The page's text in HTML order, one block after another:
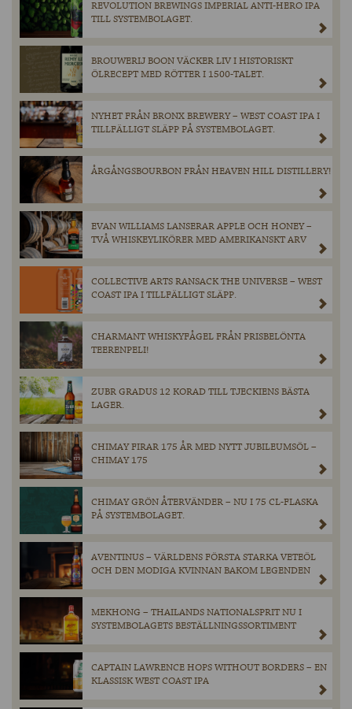
REVOLUTION BREWINGS IMPERIAL ANTI-HERO IPA
TILL SYSTEMBOLAGET.
BROUWERIJ BOON VÄCKER LIV I HISTORISKT
ÖLRECEPT MED RÖTTER I 1500-TALET.
NYHET FRÅN BRONX BREWERY – WEST COAST IPA I
TILLFÄLLIGT SLÄPP PÅ SYSTEMBOLAGET.
ÅRGÅNGSBOURBON FRÅN HEAVEN HILL DISTILLERY!
EVAN WILLIAMS LANSERAR APPLE OCH HONEY –
TVÅ WHISKEYLIKÖRER MED AMERIKANSKT ARV
COLLECTIVE ARTS RANSACK THE UNIVERSE – WEST
COAST IPA I TILLFÄLLIGT SLÄPP.
CHARMANT WHISKYFÅGEL FRÅN PRISBELÖNTA
TEERENPELI!
ZUBR GRADUS 12 KORAD TILL TJECKIENS BÄSTA
LAGER.
CHIMAY FIRAR 175 ÅR MED NYTT JUBILEUMSÖL –
CHIMAY 175
CHIMAY GRÖN ÅTERVÄNDER – NU I 75 CL-FLASKA
PÅ SYSTEMBOLAGET.
AVENTINUS – VÄRLDENS FÖRSTA STARKA VETEÖL
OCH DEN MODIGA KVINNAN BAKOM LEGENDEN
MEKHONG – THAILANDS NATIONALSPRIT NU I
SYSTEMBOLAGETS BESTÄLLNINGSSORTIMENT
CAPTAIN LAWRENCE HOPS WITHOUT BORDERS – EN
KLASSISK WEST COAST IPA